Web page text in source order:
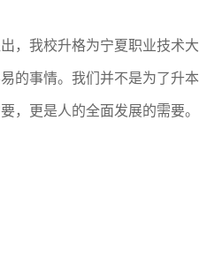
，我校升格为宁夏职业技术大
的事情。我们并不是为了升本
，更是人的全面发展的需要。